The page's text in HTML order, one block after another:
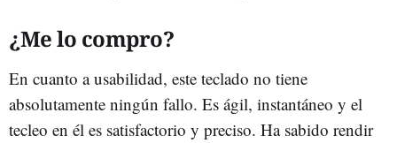
¿Me lo compro?
En cuanto a usabilidad, este teclado no tiene
absolutamente ningún fallo. Es ágil, instantáneo y el
tecleo en él es satisfactorio y preciso. Ha sabido rendir